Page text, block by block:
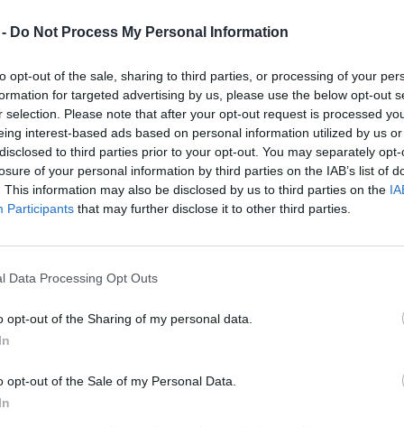
Do Not Process My Personal Information
opt-out of the sale, sharing to third parties, or processing of your
for targeted advertising by us, please use the below opt-out
selection. Please note that after your opt-out request is processed
interest-based ads based on personal information utilized by us
to third parties prior to your opt-out. You may separately
of your personal information by third parties on the IAB’s list of
This information may also be disclosed by us to third parties on the
Participants that may further disclose it to other third parties.
Data Processing Opt Outs
opt-out of the Sharing of my personal data.
opt-out of the Sale of my Personal Data.
padec moškega iz vlaka, vlom v
vlaka – Ce...
padec moškega iz vlaka, vlom v gostinski lokal ter
vlaku. Ko je vlak speljeval z
in padel na peron. Pri padcu se je hudo
kjer je ostal na zdravljenju.
lokal. Neznani storilec je razbil steklo na terasi,